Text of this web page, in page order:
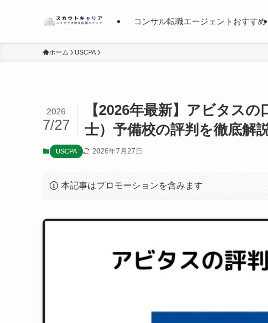
コンサル転職エージェントおすすめ
ホーム USCPA
【2026年最新】アビタス
士）予備校の評判を徹底解
2026
7/27
USCPA 2026年7月27日
本記事はプロモーションを含みます